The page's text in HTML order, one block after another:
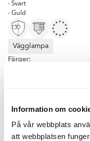
Information om
På vår webbplats
att webbplatsen
- Svart
- Guld
Vägglampa
Färger:
Svart
Will FollowSvart Matt